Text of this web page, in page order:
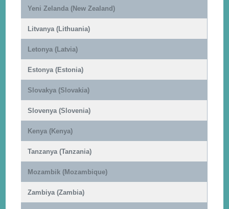
Yeni Zelanda (New Zealand)
Litvanya (Lithuania)
Letonya (Latvia)
Estonya (Estonia)
Slovakya (Slovakia)
Slovenya (Slovenia)
Kenya (Kenya)
Tanzanya (Tanzania)
Mozambik (Mozambique)
Zambiya (Zambia)